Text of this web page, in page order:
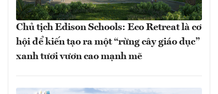
Chủ tịch Edison Schools: Eco Retreat là cơ
hội để kiến tạo ra một “rừng cây giáo dục”
xanh tươi vươn cao mạnh mẽ